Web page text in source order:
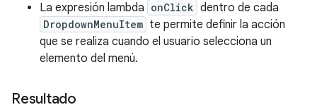
La expresión lambda onClick dentro de cada
DropdownMenuItem te permite definir la acción
que se realiza cuando el usuario selecciona un
elemento del menú.
Resultado